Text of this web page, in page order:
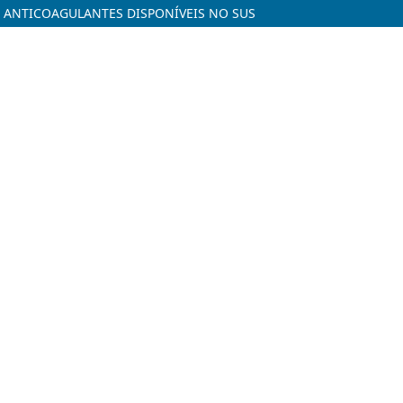
DISPONÍVEIS NO SUS